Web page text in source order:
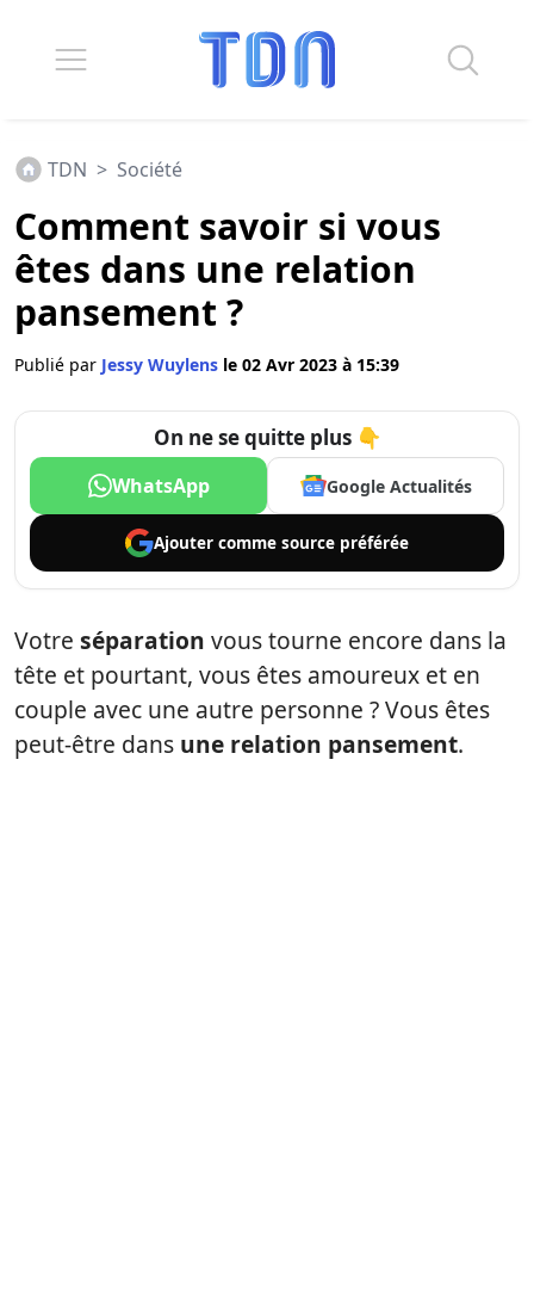
TDN > Société
Comment savoir si vous
êtes dans une relation
pansement ?
Publié par Jessy Wuylens le 02 Avr 2023 à 15:39
On ne se quitte plus 👇
WhatsApp Google Actualités
Ajouter comme source préférée
Votre séparation vous tourne encore dans la
tête et pourtant, vous êtes amoureux et en
couple avec une autre personne ? Vous êtes
peut-être dans une relation pansement.